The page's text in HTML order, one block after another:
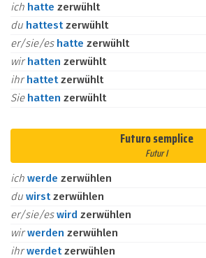
ich hatte zerwühlt
du hattestzerwühlt
er/sie/es hatte zerwühlt
wirhatten zerwühlt
ihrhattetzerwühlt
Sie hatten zerwühlt
Futuro semplice
Futur I
ich werde zerwühlen
du wirstzerwühlen
er/sie/eswird zerwühlen
wirwerden zerwühlen
ihrwerdetzerwühlen